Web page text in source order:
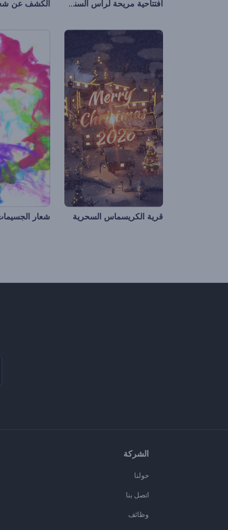
افتتاحية مريحة لرأس السنة الجديدة
قرية الكريسماس السحرية
الشركة
حولنا
اتصل بنا
وظائف